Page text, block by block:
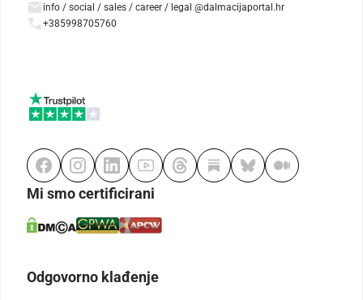
info / social / sales / career / legal @dalmacijaportal.hr
+385998705760
Mi smo certificirani
Odgovorno klađenje